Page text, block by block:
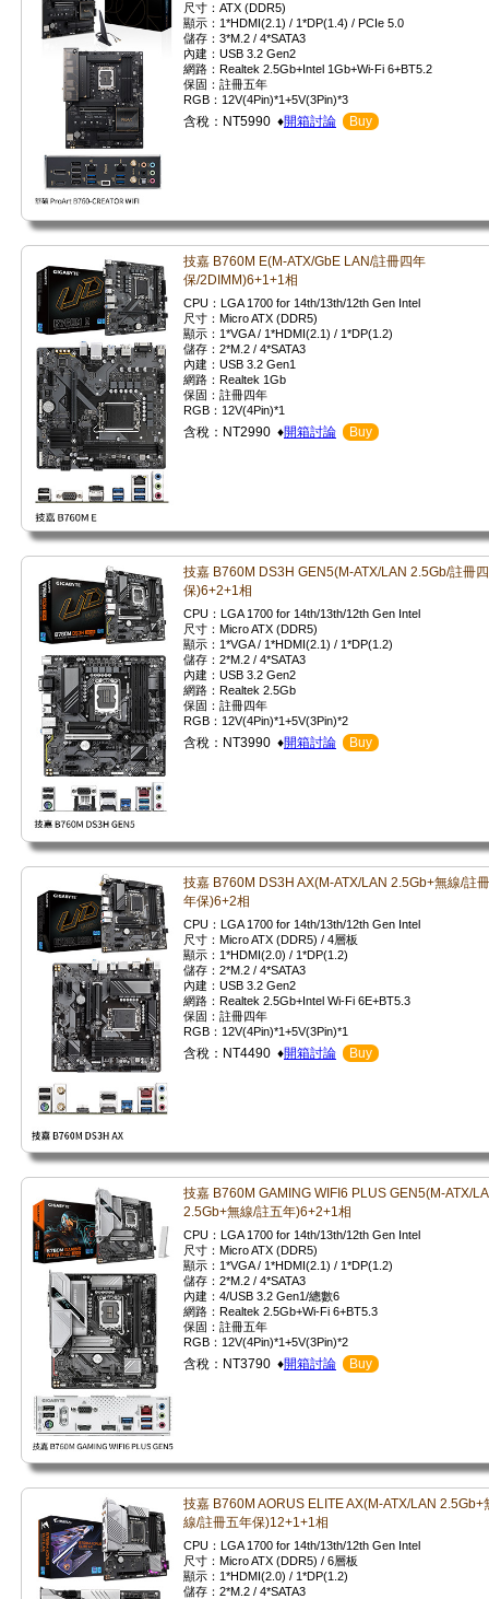
尺寸：ATX (DDR5)
顯示：1*HDMI(2.1) / 1*DP(1.4) / PCIe 5.0
儲存：3*M.2 / 4*SATA3
內建：USB 3.2 Gen2
網路：Realtek 2.5Gb+Intel 1Gb+Wi-Fi 6+BT5.2
保固：註冊五年
RGB：12V(4Pin)*1+5V(3Pin)*3
含稅：NT5990 ♦開箱討論 Buy
技嘉 B760M E(M-ATX/GbE LAN/註冊四年
保/2DIMM)6+1+1相
CPU：LGA 1700 for 14th/13th/12th Gen Intel
尺寸：Micro ATX (DDR5)
顯示：1*VGA / 1*HDMI(2.1) / 1*DP(1.2)
儲存：2*M.2 / 4*SATA3
內建：USB 3.2 Gen1
網路：Realtek 1Gb
保固：註冊四年
RGB：12V(4Pin)*1
含稅：NT2990 ♦開箱討論 Buy
技嘉 B760M DS3H GEN5(M-ATX/LAN 2.5Gb/註冊
保)6+2+1相
CPU：LGA 1700 for 14th/13th/12th Gen Intel
尺寸：Micro ATX (DDR5)
顯示：1*VGA / 1*HDMI(2.1) / 1*DP(1.2)
儲存：2*M.2 / 4*SATA3
內建：USB 3.2 Gen2
網路：Realtek 2.5Gb
保固：註冊四年
RGB：12V(4Pin)*1+5V(3Pin)*2
含稅：NT3990 ♦開箱討論 Buy
技嘉 B760M DS3H AX(M-ATX/LAN 2.5Gb+無線/註
年保)6+2相
CPU：LGA 1700 for 14th/13th/12th Gen Intel
尺寸：Micro ATX (DDR5) / 4層板
顯示：1*HDMI(2.0) / 1*DP(1.2)
儲存：2*M.2 / 4*SATA3
內建：USB 3.2 Gen2
網路：Realtek 2.5Gb+Intel Wi-Fi 6E+BT5.3
保固：註冊四年
RGB：12V(4Pin)*1+5V(3Pin)*1
含稅：NT4490 ♦開箱討論 Buy
技嘉 B760M GAMING WIFI6 PLUS GEN5(M-ATX/
2.5Gb+無線/註五年)6+2+1相
CPU：LGA 1700 for 14th/13th/12th Gen Intel
尺寸：Micro ATX (DDR5)
顯示：1*VGA / 1*HDMI(2.1) / 1*DP(1.2)
儲存：2*M.2 / 4*SATA3
內建：4/USB 3.2 Gen1/總數6
網路：Realtek 2.5Gb+Wi-Fi 6+BT5.3
保固：註冊五年
RGB：12V(4Pin)*1+5V(3Pin)*2
含稅：NT3790 ♦開箱討論 Buy
技嘉 B760M AORUS ELITE AX(M-ATX/LAN 2.5Gb+
線/註冊五年保)12+1+1相
CPU：LGA 1700 for 14th/13th/12th Gen Intel
尺寸：Micro ATX (DDR5) / 6層板
顯示：1*HDMI(2.0) / 1*DP(1.2)
儲存：2*M.2 / 4*SATA3